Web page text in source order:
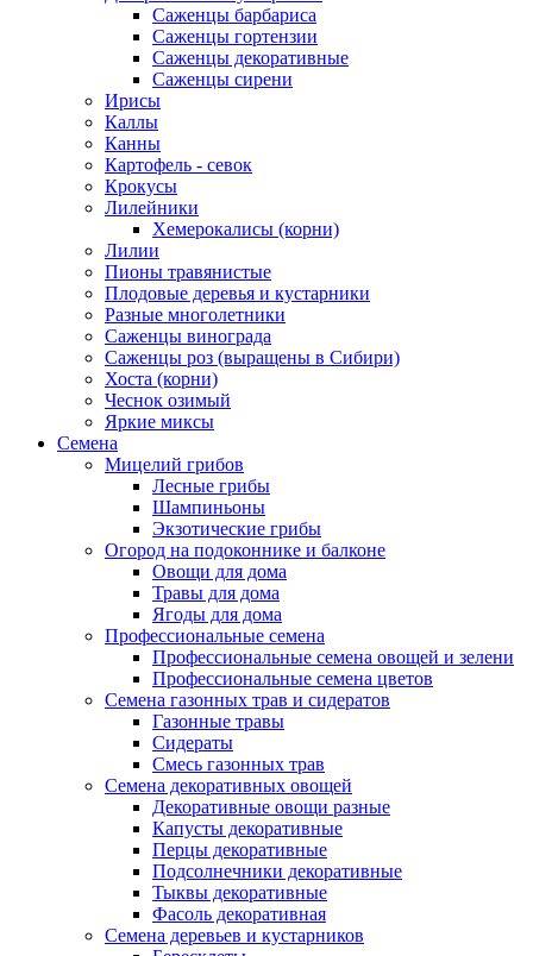
Саженцы барбариса
Саженцы гортензии
Саженцы декоративные
Саженцы сирени
Ирисы
Каллы
Канны
Картофель - севок
Крокусы
Лилейники
Хемерокалисы (корни)
Лилии
Пионы травянистые
Плодовые деревья и кустарники
Разные многолетники
Саженцы винограда
Саженцы роз (выращены в Сибири)
Хоста (корни)
Чеснок озимый
Яркие миксы
Семена
Мицелий грибов
Лесные грибы
Шампиньоны
Экзотические грибы
Огород на подоконнике и балконе
Овощи для дома
Травы для дома
Ягоды для дома
Профессиональные семена
Профессиональные семена овощей и зелени
Профессиональные семена цветов
Семена газонных трав и сидератов
Газонные травы
Сидераты
Смесь газонных трав
Семена декоративных овощей
Декоративные овощи разные
Капусты декоративные
Перцы декоративные
Подсолнечники декоративные
Тыквы декоративные
Фасоль декоративная
Семена деревьев и кустарников